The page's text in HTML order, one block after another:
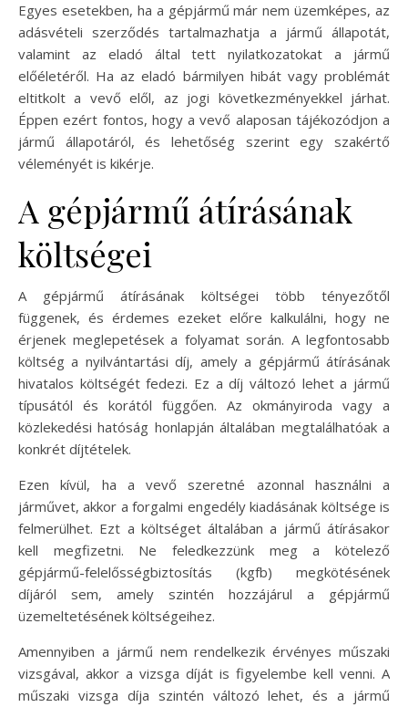
Egyes esetekben, ha a gépjármű már nem üzemképes, az
adásvételi szerződés tartalmazhatja a jármű állapotát,
valamint az eladó által tett nyilatkozatokat a jármű
előéletéről. Ha az eladó bármilyen hibát vagy problémát
eltitkolt a vevő elől, az jogi következményekkel járhat.
Éppen ezért fontos, hogy a vevő alaposan tájékozódjon a
jármű állapotáról, és lehetőség szerint egy szakértő
véleményét is kikérje.
A gépjármű átírásának
költségei
A gépjármű átírásának költségei több tényezőtől
függenek, és érdemes ezeket előre kalkulálni, hogy ne
érjenek meglepetések a folyamat során. A legfontosabb
költség a nyilvántartási díj, amely a gépjármű átírásának
hivatalos költségét fedezi. Ez a díj változó lehet a jármű
típusától és korától függően. Az okmányiroda vagy a
közlekedési hatóság honlapján általában megtalálhatóak a
konkrét díjtételek.
Ezen kívül, ha a vevő szeretné azonnal használni a
járművet, akkor a forgalmi engedély kiadásának költsége is
felmerülhet. Ezt a költséget általában a jármű átírásakor
kell megfizetni. Ne feledkezzünk meg a kötelező
gépjármű-felelősségbiztosítás (kgfb) megkötésének
díjáról sem, amely szintén hozzájárul a gépjármű
üzemeltetésének költségeihez.
Amennyiben a jármű nem rendelkezik érvényes műszaki
vizsgával, akkor a vizsga díját is figyelembe kell venni. A
műszaki vizsga díja szintén változó lehet, és a jármű